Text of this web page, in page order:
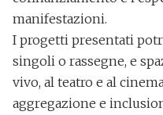
manifestazioni.
I progetti presentati
singoli o rassegne, e
vivo, al teatro e al
aggregazione e